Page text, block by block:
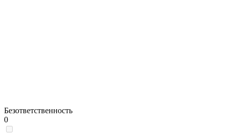
Безответственность
0